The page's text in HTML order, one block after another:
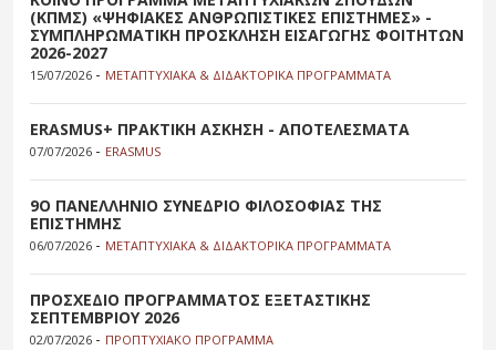
(ΚΠΜΣ) «ΨΗΦΙΑΚΕΣ ΑΝΘΡΩΠΙΣΤΙΚΕΣ ΕΠΙΣΤΗΜΕΣ» -
ΣΥΜΠΛΗΡΩΜΑΤΙΚΗ ΠΡΟΣΚΛΗΣΗ ΕΙΣΑΓΩΓΗΣ ΦΟΙΤΗΤΩΝ
2026-2027
15/07/2026 - ΜΕΤΑΠΤΥΧΙΑΚΑ & ΔΙΔΑΚΤΟΡΙΚΑ ΠΡΟΓΡΑΜΜΑΤΑ
ERASMUS+ ΠΡΑΚΤΙΚΗ ΑΣΚΗΣΗ - ΑΠΟΤΕΛΕΣΜΑΤΑ
07/07/2026 - ERASMUS
9Ο ΠΑΝΕΛΛΗΝΙΟ ΣΥΝΕΔΡΙΟ ΦΙΛΟΣΟΦΙΑΣ ΤΗΣ
ΕΠΙΣΤΗΜΗΣ
06/07/2026 - ΜΕΤΑΠΤΥΧΙΑΚΑ & ΔΙΔΑΚΤΟΡΙΚΑ ΠΡΟΓΡΑΜΜΑΤΑ
ΠΡΟΣΧΕΔΙΟ ΠΡΟΓΡΑΜΜΑΤΟΣ ΕΞΕΤΑΣΤΙΚΗΣ
ΣΕΠΤΕΜΒΡΙΟΥ 2026
02/07/2026 - ΠΡΟΠΤΥΧΙΑΚΟ ΠΡΟΓΡΑΜΜΑ